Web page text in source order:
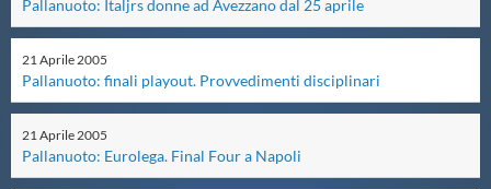
Master
Formazione
GUG
Pallanuoto: Italjrs donne ad Avezzano dal 25 aprile
21Aprile2005
Pallanuoto: finali playout. Provvedimenti disciplinari
21Aprile2005
Pallanuoto: Eurolega. Final Four a Napoli